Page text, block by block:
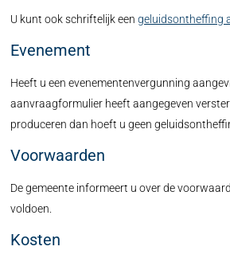
U kunt ook schriftelijk eengeluidsontheffing
Evenement
Heeft u een evenementenvergunning
aanvraagformulier heeft aangegeven
produceren dan hoeft u geen
Voorwaarden
De gemeente informeert u over de
voldoen.
Kosten